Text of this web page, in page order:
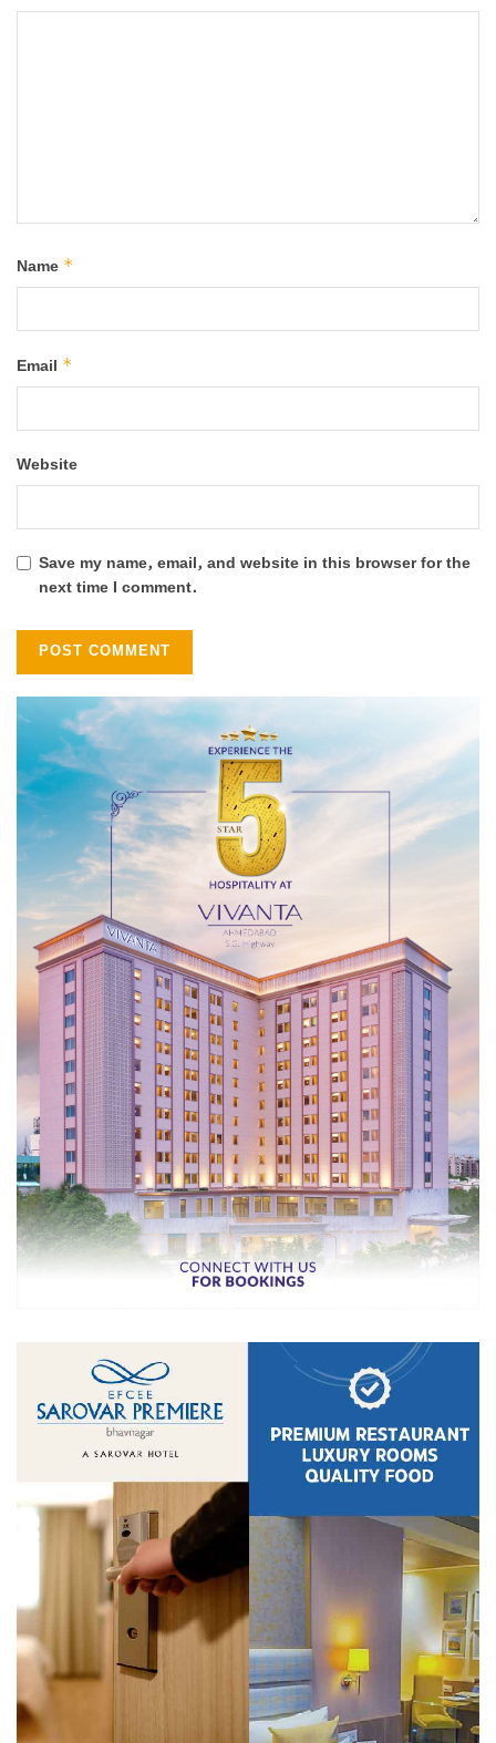
Name *
Email *
Website
Save my name, email, and website in this browser for the
next time I comment.